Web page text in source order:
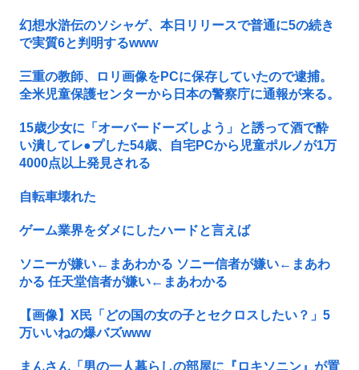
幻想水滸伝のソシャゲ、本日リリースで普通に5の続き
で実質6と判明するwww
三重の教師、ロリ画像をPCに保存していたので逮捕。
全米児童保護センターから日本の警察庁に通報が来る。
15歳少女に「オーバードーズしよう」と誘って酒で酔
い潰してレ●プした54歳、自宅PCから児童ポルノが1万
4000点以上発見される
自転車壊れた
ゲーム業界をダメにしたハードと言えば
ソニーが嫌い←まあわかる ソニー信者が嫌い←まあわ
かる 任天堂信者が嫌い←まあわかる
【画像】X民「どの国の女の子とセクロスしたい？」5
万いいねの爆バズwww
まんさん「男の一人暮らしの部屋に『ロキソニン』が置